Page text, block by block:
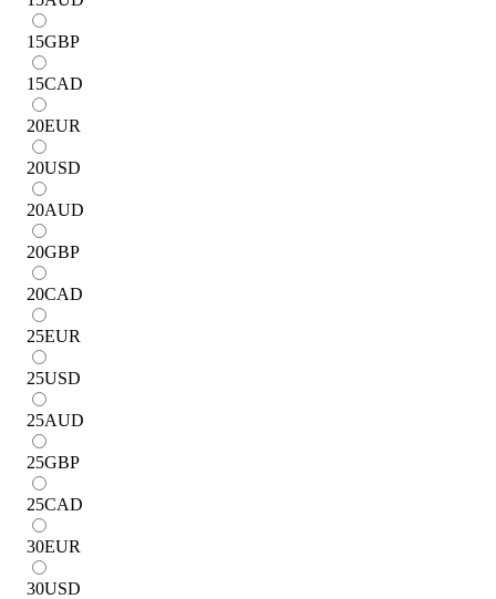
15GBP
15CAD
20EUR
20USD
20AUD
20GBP
20CAD
25EUR
25USD
25AUD
25GBP
25CAD
30EUR
30USD